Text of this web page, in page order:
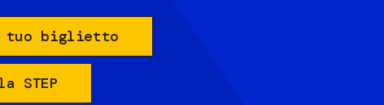
tuo biglietto
STEP